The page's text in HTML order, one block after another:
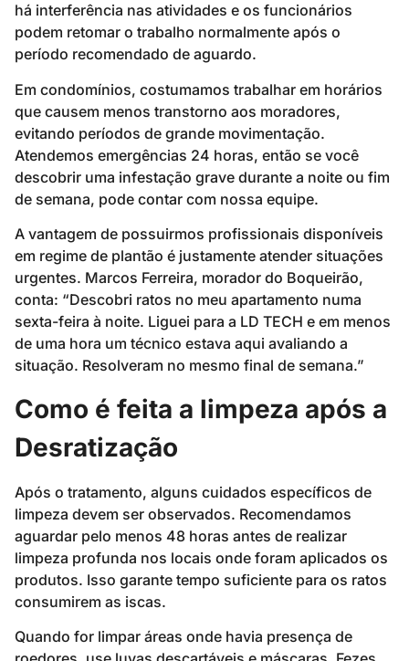
há interferência nas atividades e os funcionários
podem retomar o trabalho normalmente após o
período recomendado de aguardo.
Em condomínios, costumamos trabalhar em horários
que causem menos transtorno aos moradores,
evitando períodos de grande movimentação.
Atendemos emergências 24 horas, então se você
descobrir uma infestação grave durante a noite ou fim
de semana, pode contar com nossa equipe.
A vantagem de possuirmos profissionais disponíveis
em regime de plantão é justamente atender situações
urgentes. Marcos Ferreira, morador do Boqueirão,
conta: “Descobri ratos no meu apartamento numa
sexta-feira à noite. Liguei para a LD TECH e em menos
de uma hora um técnico estava aqui avaliando a
situação. Resolveram no mesmo final de semana.”
Como é feita a limpeza após a
Desratização
Após o tratamento, alguns cuidados específicos de
limpeza devem ser observados. Recomendamos
aguardar pelo menos 48 horas antes de realizar
limpeza profunda nos locais onde foram aplicados os
produtos. Isso garante tempo suficiente para os ratos
consumirem as iscas.
Quando for limpar áreas onde havia presença de